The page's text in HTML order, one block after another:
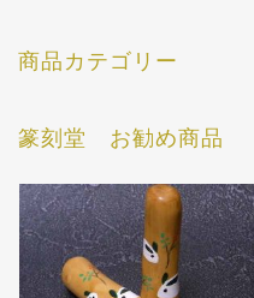
商品カテゴリー
篆刻堂 お勧め商品